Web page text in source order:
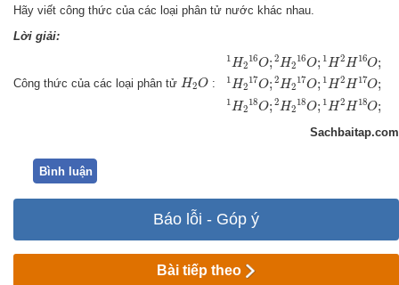
Hãy viết công thức của các loại phân tử nước khác nhau.
Lời giải:
Công thức của các loại phân tử H2O
H2 O:
1H2
16O; 2H2
16O; 1H2H16O;
1H2
17O; 2H2
17O; 1H2H17O;
1H2
18O; 2H2
18O; 1H2H18O;
H216O 2H2 16 O ;1H2 H16O
Sachbaitap.com
Bình luận
Báo lỗi - Góp ý
Bài tiếp theo